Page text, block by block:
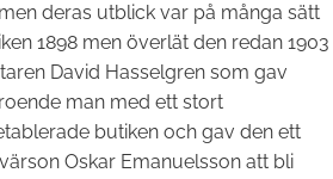
deras utblick var på många sätt
1898 men överlät den redan 1903
David Hasselgren som gav
man med ett stort
butiken och gav den ett
Oskar Emanuelsson att bli